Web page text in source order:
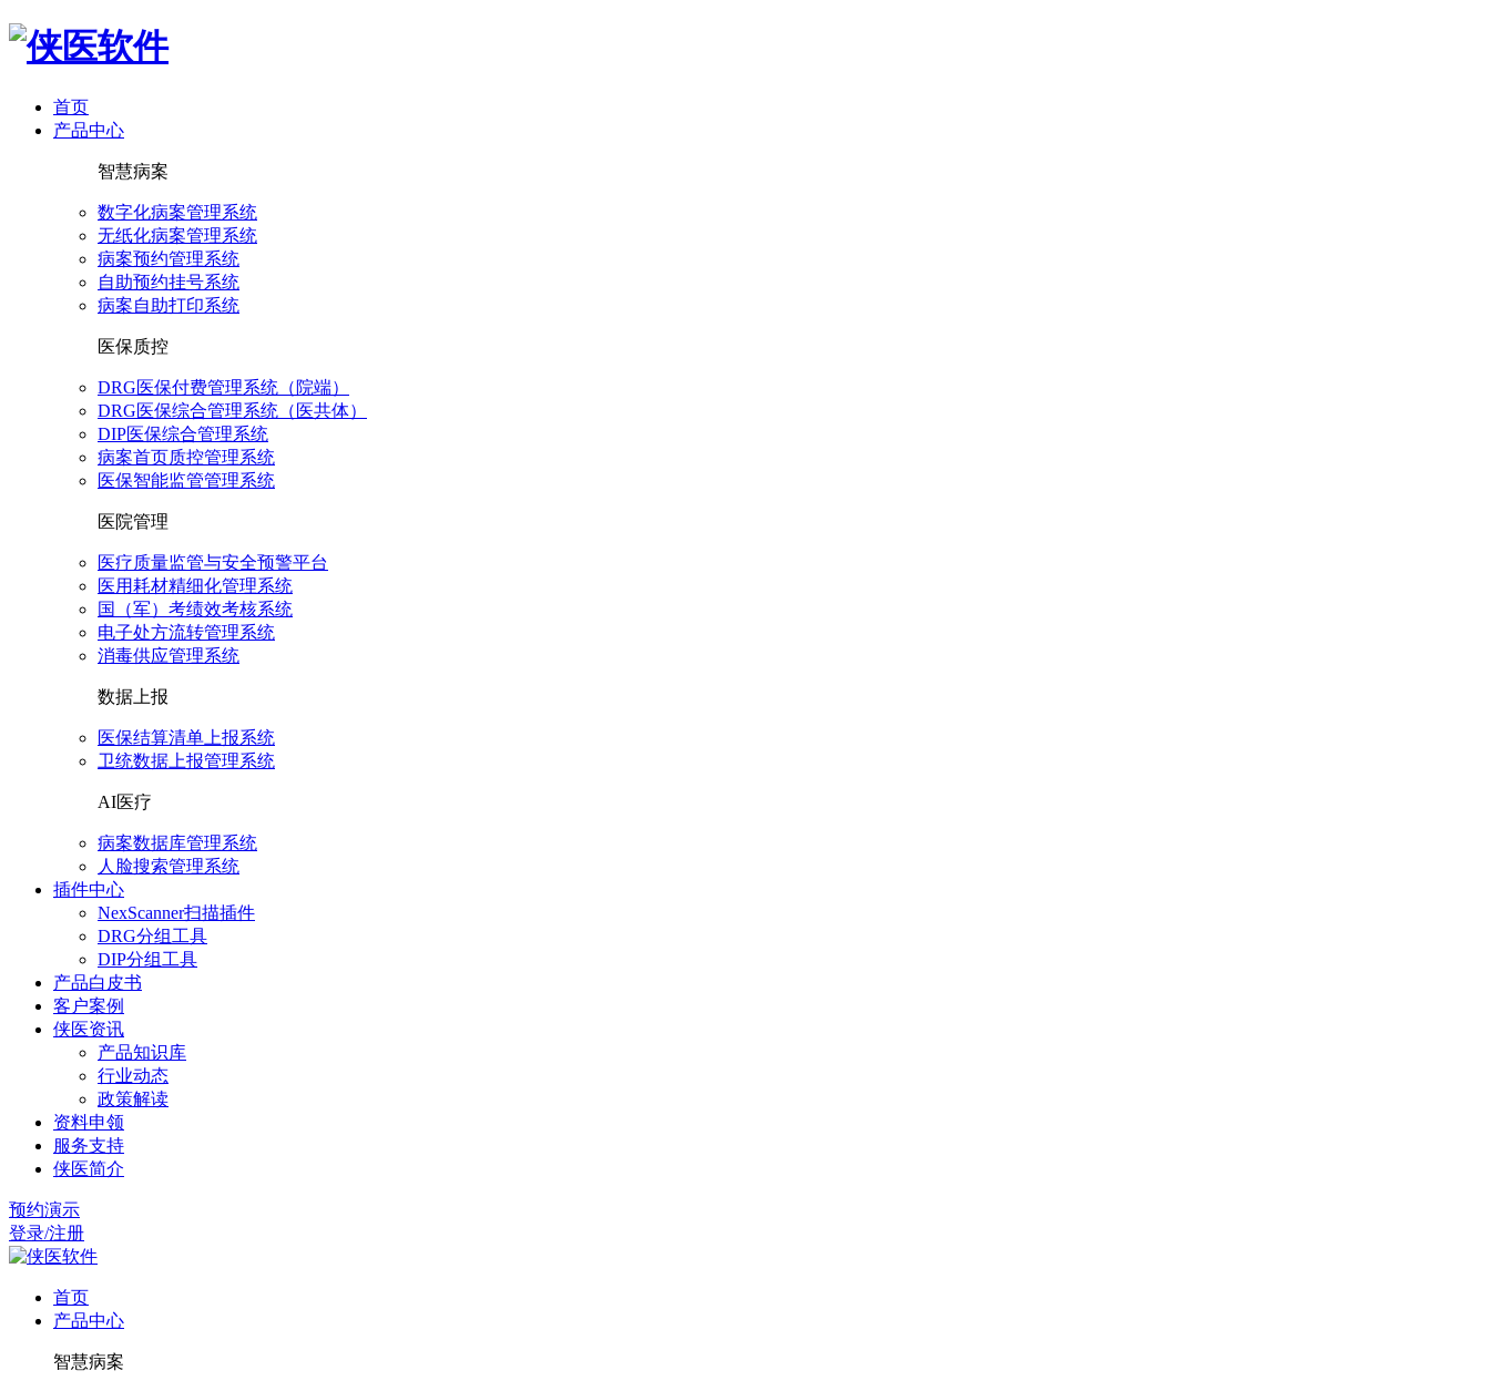
首页
产品中心
智慧病案
数字化病案管理系统
无纸化病案管理系统
病案预约管理系统
自助预约挂号系统
病案自助打印系统
医保质控
DRG医保付费管理系统（院端）
DRG医保综合管理系统（医共体）
DIP医保综合管理系统
病案首页质控管理系统
医保智能监管管理系统
医院管理
医疗质量监管与安全预警平台
医用耗材精细化管理系统
国（军）考绩效考核系统
电子处方流转管理系统
消毒供应管理系统
数据上报
医保结算清单上报系统
卫统数据上报管理系统
AI医疗
病案数据库管理系统
人脸搜索管理系统
插件中心
NexScanner扫描插件
DRG分组工具
DIP分组工具
产品白皮书
客户案例
侠医资讯
产品知识库
行业动态
政策解读
资料申领
服务支持
侠医简介
预约演示
登录/注册
首页
产品中心
智慧病案